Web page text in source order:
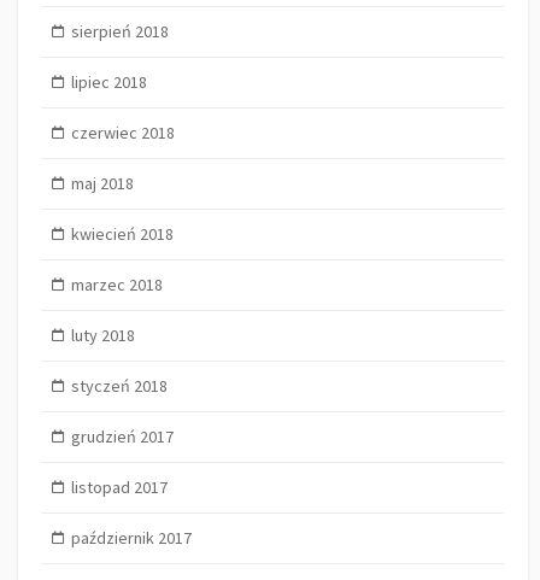
sierpień 2018
lipiec 2018
czerwiec 2018
maj 2018
kwiecień 2018
marzec 2018
luty 2018
styczeń 2018
grudzień 2017
listopad 2017
październik 2017